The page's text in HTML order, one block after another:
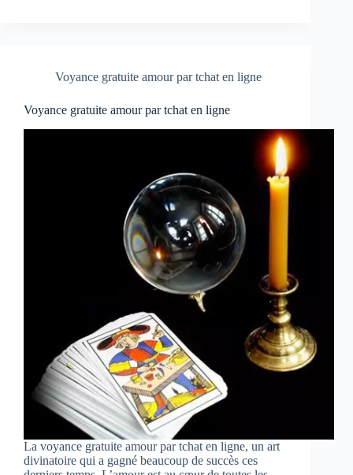
Voyance gratuite amour par tchat en ligne
Voyance gratuite amour par tchat en ligne
La voyance gratuite amour par tchat en ligne, un art
divinatoire qui a gagné beaucoup de succès ces